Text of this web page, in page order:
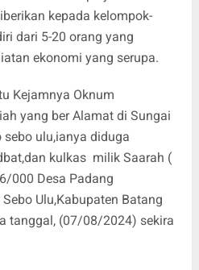
kepada kelompok-
dari 5-20 orang yang
ekonomi yang serupa.
Kejamnya Oknum
yang ber Alamat di Sungai
ulu,ianya diduga
kulkas milik Saarah (
000 Desa Padang
Ulu,Kabupaten Batang
tanggal, (07/08/2024) sekira